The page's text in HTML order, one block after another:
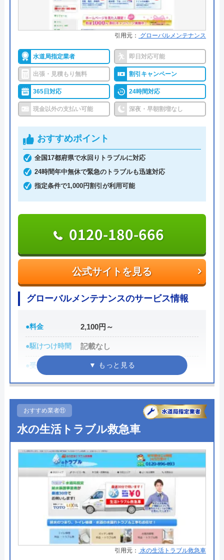
ハスキーハイザー
11 か月前
最初の見積もりに作業開始から次々に上乗
せ、結果的に6万も上乗せ。TOTOに問い合
わせると基本工事として業者側に施工義務あ
る工事とのこと。不正に勝手に手間賃を上乗
Googleクチコミを見る
神奈川県全域を対応エリアとしているアクアステー
ション、その特徴は何と言っても全て自社の職人ス
年間40,000件以上の実績があり、その全てを自社ス
タッフが対応しているということは、それだけ経験
豊富でしっかりとしたスタッフがいるということで
す。
トイレ、キッチン・台所、お風呂、洗面所まで、水
のことならなんでも信頼して依頼できるでしょう。
また、料金としては平均的な値段ではありますが、
年中無休、見積もり無料ですのでお困りの方は気軽
に相談してみてください。
公式サイトを見る
050-5369-5115
受付時間 年中無休 9時～20時
アクアステーションの基本情報
代表者 小嶋豊
1999年
所在地
〒472-0007
愛知県知立市牛田町裏新切22-1
アクアステーションのクチコミ
2.1（12件のクチコミ）
※クチコミの内容について
引用元： グローバルメンテナンス
水道局指定業者 即日対応可能
出張・見積もり無料 割引キャンペーン
365日対応 24時間対応
現金以外の支払い可能 深夜・早朝割増なし
おすすめポイント
全国17都府県で水回りトラブルに対応
24時間年中無休で緊急のトラブルも迅速対応
指定条件で1,000円割引が利用可能
公式サイトを見る
0120-180-666
グローバルメンテナンスのサービス情報
●料金 2,100円～
●駆けつけ時間 記載なし
●受付時間 24時間
●定休日 年中無休
●累計実績
詳細は公式HPでご確認ください
グローバルメンテナンスがおすすめの理由
グローバルメンテナンスは近畿、東海、関東、中
国、九州の合計17都府県を対象に水回りトラブルに
対応している水道修理業者です。
24時間年中無休で依頼を受け付けており、急なトラ
ブルにも迅速に対応してもらえるので、対象エリア
おすすめ業者⑪
水の生活トラブル救急車
引用元： 水の生活トラブル救急車